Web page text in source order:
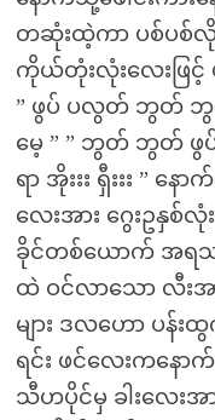
တဆုံးထဲ့ကာ ပစ်ပစ်လို
ကိုယ်တုံးလုံးလေးဖြင့်
” ဖွပ် ပလွတ် ဘွတ် ဘွတ် ”
မေ့ ” ” ဘွတ် ဘွတ် ဖွပ်
ရာ အိုးးး ရှီးးး ” န
လေးအား ဂွေးဥနှ
ခိုင်တစ်ယောက် အရ
ထဲ ဝင်လာသော လီးအာ
များ ဒလဟော ပ
ရင်း ဖင်လေးကနေ
သီဟပိုင်မှ ခါးလေးအာ